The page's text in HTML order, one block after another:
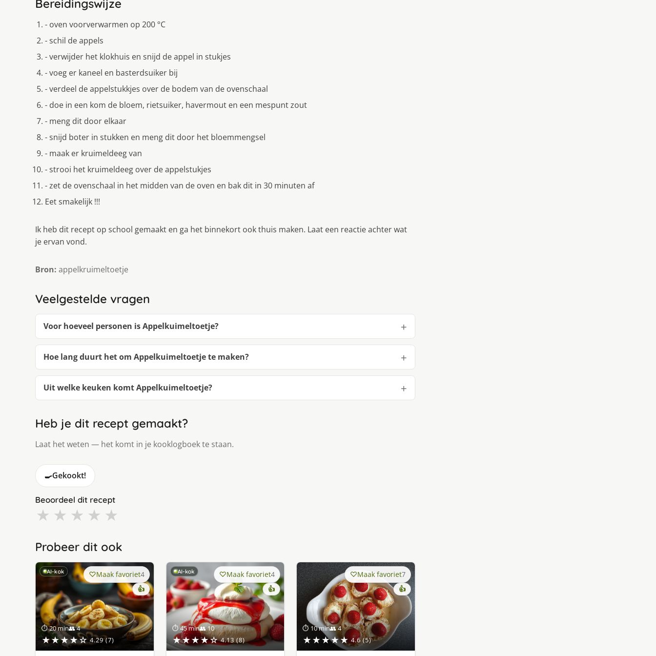
Bereidingswijze
- oven voorverwarmen op 200 °C
- schil de appels
- verwijder het klokhuis en snijd de appel in stukjes
- voeg er kaneel en basterdsuiker bij
- verdeel de appelstukkjes over de bodem van de ovenschaal
- doe in een kom de bloem, rietsuiker, havermout en een mespunt zout
- meng dit door elkaar
- snijd boter in stukken en meng dit door het bloemmengsel
- maak er kruimeldeeg van
- strooi het kruimeldeeg over de appelstukjes
- zet de ovenschaal in het midden van de oven en bak dit in 30 minuten af
Eet smakelijk !!!
Ik heb dit recept op school gemaakt en ga het binnekort ook thuis maken. Laat een reactie achter wat
je ervan vond.
Bron: appelkruimeltoetje
Veelgestelde vragen
Voor hoeveel personen is Appelkuimeltoetje?
Hoe lang duurt het om Appelkuimeltoetje te maken?
Uit welke keuken komt Appelkuimeltoetje?
Heb je dit recept gemaakt?
Laat het weten — het komt in je kooklogboek te staan.
🍳Gekookt!
Beoordeel dit recept
★ ★ ★ ★ ★
Probeer dit ook
AI-kok
⏱ 20 min👥 4
★★★★☆ 4.29 (7)
Maak favoriet4
👍
AI-kok
⏱ 45 min👥 10
★★★★☆ 4.13 (8)
Maak favoriet4
👍
⏱ 10 min👥 4
★★★★★ 4.6 (5)
Maak favoriet7
👍